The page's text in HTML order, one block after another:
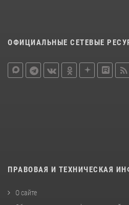
ОФИЦИАЛЬНЫЕ СЕТЕВЫЕ
ПРАВОВАЯ И ТЕХНИЧЕСКАЯ
О сайте